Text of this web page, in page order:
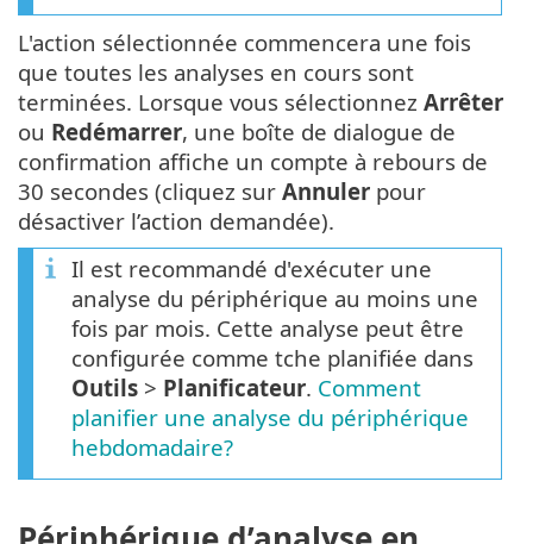
L'action sélectionnée commencera une fois
que toutes les analyses en cours sont
terminées. Lorsque vous sélectionnez Arrêter
ou Redémarrer, une boîte de dialogue de
confirmation affiche un compte à rebours de
30 secondes (cliquez sur Annuler pour
désactiver l’action demandée).
Il est recommandé d'exécuter une
analyse du périphérique au moins une
fois par mois. Cette analyse peut être
configurée comme tche planifiée dans
Outils > Planificateur. Comment
planifier une analyse du périphérique
hebdomadaire?